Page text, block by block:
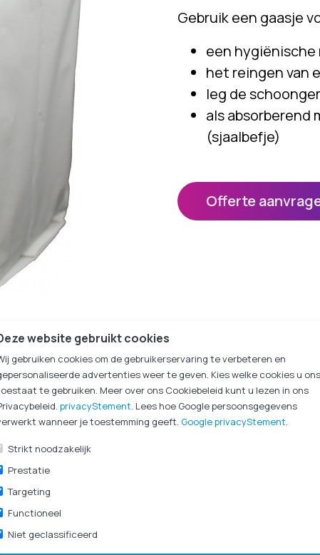
Gebruik een gaasje
een
het reingen van
leg de
als absorberend
(sjaalbefje)
Offerte
van 08:30 - 17:00 check Vragen? Bel ons op
website gebruikt cookies
gebruiken cookies om de gebruikerservaring te verbeteren en
advertenties weer te geven. Kies welke cookies u ons
te gebruiken. Meer over ons Cookiebeleid kunt u lezen in ons
privacyStement . Lees hoe Google persoonsgegevens
wanneer je toestemming geeft. Google privacyStement
Strikt noodzakelijk
Prestatie
Targeting
Functioneel
Niet geclassificeerd